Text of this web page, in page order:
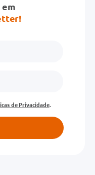
de Privacidade.